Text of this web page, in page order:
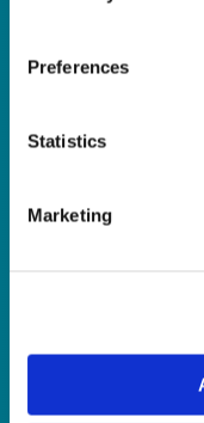
Preferences
Statistics
Marketing
lassen Sie uns